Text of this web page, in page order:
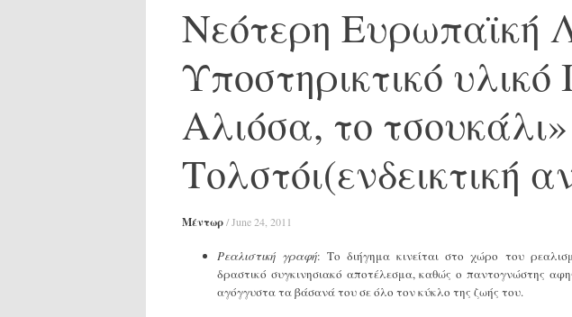
Νεότερη Ευρωπαϊκή
Υποστηρικτικό υλικό
Αλιόσα, το
Τολστόι(ενδεικτική
Μέντωρ/ June 24, 2011
Ρεαλιστική γραφή: Το διήγημα κινείται στο χώρο του
δραστικό συγκινησιακό αποτέλεσμα, καθώς ο παντογνώστης
αγόγγυστα τα βάσανά του σε όλο τον κύκλο της ζωής του.